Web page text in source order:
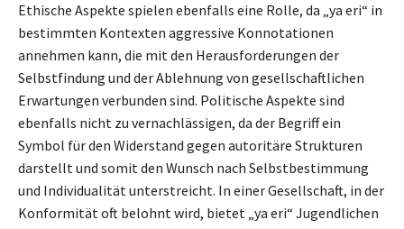
Ethische Aspekte spielen ebenfalls eine Rolle, da „ya eri“ in
bestimmten Kontexten aggressive Konnotationen
annehmen kann, die mit den Herausforderungen der
Selbstfindung und der Ablehnung von gesellschaftlichen
Erwartungen verbunden sind. Politische Aspekte sind
ebenfalls nicht zu vernachlässigen, da der Begriff ein
Symbol für den Widerstand gegen autoritäre Strukturen
darstellt und somit den Wunsch nach Selbstbestimmung
und Individualität unterstreicht. In einer Gesellschaft, in der
Konformität oft belohnt wird, bietet „ya eri“ Jugendlichen